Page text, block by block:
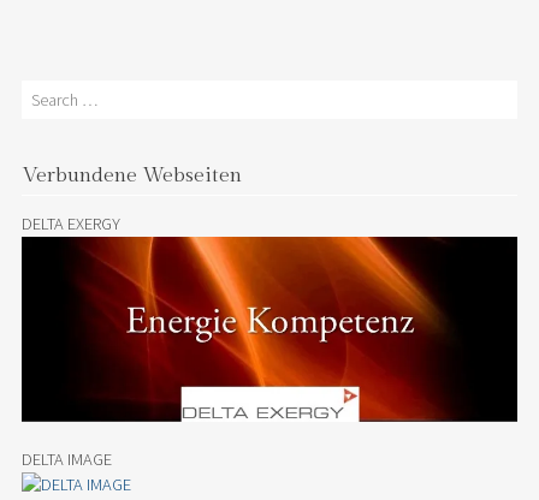
Search
Verbundene Webseiten
DELTA EXERGY
DELTA IMAGE